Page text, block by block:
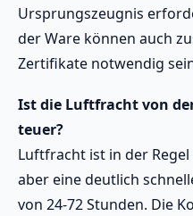
Ursprungszeugnis
der Ware können auch
Zertifikate notwendig
Ist die Luftfracht von
teuer?
Luftfracht ist in der
aber eine deutlich
von 24-72 Stunden. Die